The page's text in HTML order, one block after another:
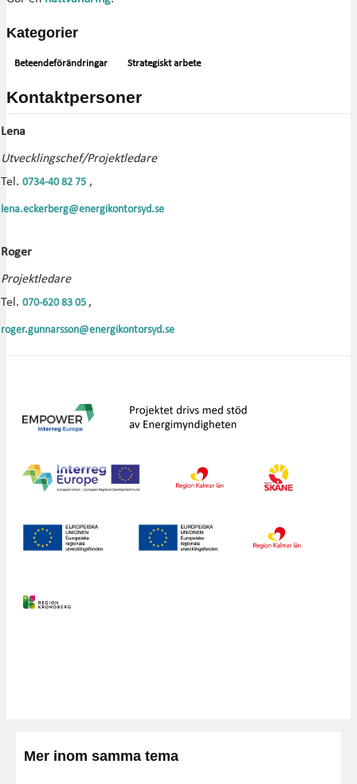
Kategorier
Beteendeförändringar Strategiskt arbete
Kontaktpersoner
Lena
Utvecklingschef/Projektledare
Tel. 0734-40 82 75 ,
lena.eckerberg@energikontorsyd.se
Roger
Projektledare
Tel. 070-620 83 05 ,
roger.gunnarsson@energikontorsyd.se
Mer inom samma tema